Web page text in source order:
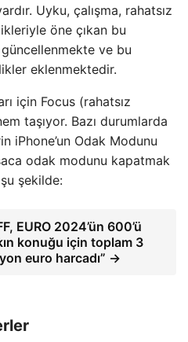
Uyku, çalışma, rahatsız
öne çıkan bu
ve bu
eklenmektedir.
için Focus (rahatsız
taşıyor. Bazı durumlarda
iPhone’un Odak Modunu
odak modunu kapatmak
şekilde:
EURO 2024’ün 600’ü
konuğu için toplam 3
euro harcadı” →